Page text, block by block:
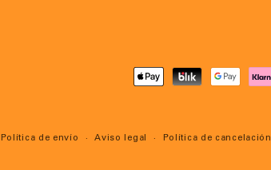
Formas
Política de envío Aviso legal Política de cancelación